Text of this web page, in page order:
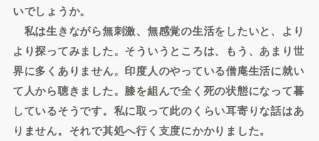
いでしょうか。
私は生きながら無刺激、無感覚の生活をしたいと、より
より探ってみました。そういうところは、もう、あまり世
界に多くありません。印度人のやっている僧庵生活に就い
て人から聴きました。膝を組んで全く死の状態になって暮
しているそうです。私に取って此のくらい耳寄りな話はあ
りません。それで其処へ行く支度にかかりました。